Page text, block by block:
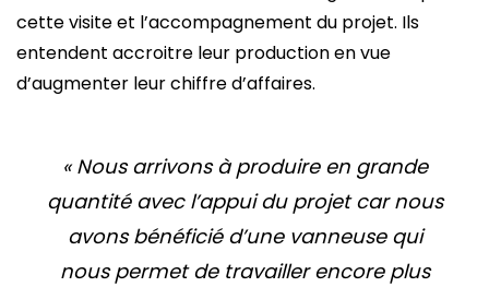
cette visite et l’accompagnement du projet. Ils
entendent accroitre leur production en vue
d’augmenter leur chiffre d’affaires.
« Nous arrivons à produire en grande
quantité avec l’appui du projet car nous
avons bénéficié d’une vanneuse qui
nous permet de travailler encore plus